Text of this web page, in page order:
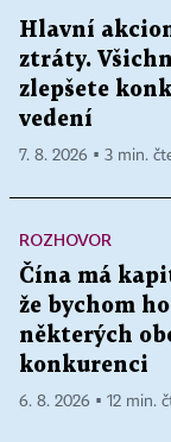
Hlavní
ztráty.
zlepšete
vedení
7. 8. 2026 ▪ 3 min.
ROZHOVOR
Čína má
že bychom
některých
konkurenci
6. 8. 2026 ▪ 12 min.